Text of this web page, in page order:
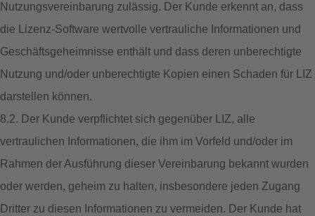
Nutzungsvereinbarung zulässig. Der Kunde erkennt an, dass
die Lizenz-Software wertvolle vertrauliche Informationen und
Geschäftsgeheimnisse enthält und dass deren unberechtigte
Nutzung und/oder unberechtigte Kopien einen Schaden für LIZ
darstellen können.
8.2. Der Kunde verpflichtet sich gegenüber LIZ, alle
vertraulichen Informationen, die ihm im Vorfeld und/oder im
Rahmen der Ausführung dieser Vereinbarung bekannt wurden
oder werden, geheim zu halten, insbesondere jeden Zugang
Dritter zu diesen Informationen zu vermeiden. Der Kunde hat